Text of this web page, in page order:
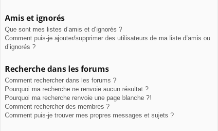
Amis et ignorés
Que sont mes listes d’amis et d’ignorés ?
Comment puis-je ajouter/supprimer des utilisateurs de ma liste d’amis ou
d’ignorés ?
Recherche dans les forums
Comment rechercher dans les forums ?
Pourquoi ma recherche ne renvoie aucun résultat ?
Pourquoi ma recherche renvoie une page blanche ?!
Comment rechercher des membres ?
Comment puis-je trouver mes propres messages et sujets ?